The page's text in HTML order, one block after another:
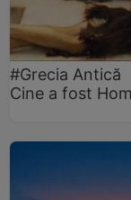
#Grecia Antică
Cine a fost